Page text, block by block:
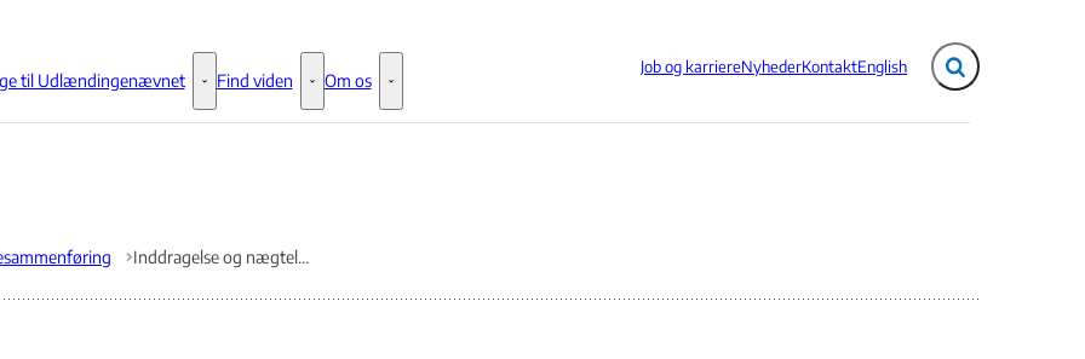
Job og karriereNyhederKontaktEnglish Fold søgefelt ud
til Udlændingenævnet Klage til Udlændingenævnet - Flere links
Find viden Find viden - Flere links
Om os Om os - Flere links
Inddragelse og nægtelse af forlængelse